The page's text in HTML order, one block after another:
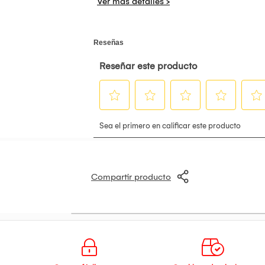
objetivo no es otro que poder desafiar al
el método tradicional de captura.
Es decir, volveremos a tener que
famosas Pokéball de forma clásica, sin
visitaremos en esta entrega será más
escala han aumentado gracias a la
Compartir producto